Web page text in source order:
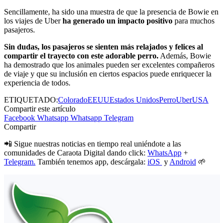
Sencillamente, ha sido una muestra de que la presencia de Bowie en
los viajes de Uberha generado un impacto positivo para muchos
pasajeros.
Sin dudas, los pasajeros se sienten más relajados y felices al
compartir el trayecto con este adorable perro. Además, Bowie
ha demostrado que los animales pueden ser excelentes compañeros
de viaje y que su inclusión en ciertos espacios puede enriquecer la
experiencia de todos.
ETIQUETADO:ColoradoEEUUEstados UnidosPerroUberUSA
Compartir este artículo
Facebook Whatsapp Whatsapp Telegram
Compartir
📲 Sigue nuestras noticias en tiempo real uniéndote a las
comunidades de Caraota Digital dando click: WhatsApp +
Telegram. También tenemos app, descárgala: iOS y Android 🌱